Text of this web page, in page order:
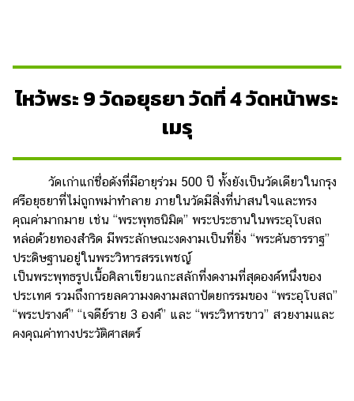
ไหว้พระ 9 วัดอยุธยา วัดที่ 4 วัดหน้าพระ
เมรุ
วัดเก่าแก่ชื่อดังที่มีอายุร่วม 500 ปี ทั้งยังเป็นวัดเดียวในกรุง
ศรีอยุธยาที่ไม่ถูกพม่าทำลาย ภายในวัดมีสิ่งที่น่าสนใจและทรง
คุณค่ามากมาย เช่น “พระพุทธนิมิต” พระประธานในพระอุโบสถ
หล่อด้วยทองสำริด มีพระลักษณะงดงามเป็นที่ยิ่ง “พระคันธารราฐ”
ประดิษฐานอยู่ในพระวิหารสรรเพชญ์
เป็นพระพุทธรูปเนื้อศิลาเขียวแกะสลักที่งดงามที่สุดองค์หนึ่งของ
ประเทศ รวมถึงการยลความงดงามสถาปัตยกรรมของ “พระอุโบสถ”
“พระปรางค์” “เจดีย์ราย 3 องค์” และ “พระวิหารขาว” สวยงามและ
คงคุณค่าทางประวัติศาสตร์